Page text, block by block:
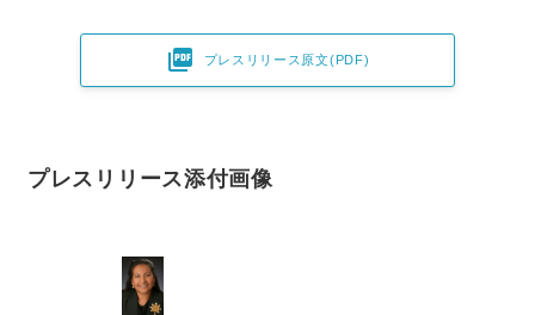
 プレスリリース原文(PDF)
プレスリリース添付画像